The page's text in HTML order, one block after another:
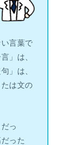
言葉で
」は、
」は、
は文の
っ
った